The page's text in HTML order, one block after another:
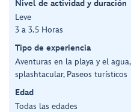
Nivel de actividad y duración
Leve
3 a 3.5 Horas
Tipo de experiencia
Aventuras en la playa y el
splashtacular, Paseos turísticos
Edad
Todas las edades